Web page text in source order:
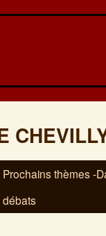
Prochains thèmes -
débats